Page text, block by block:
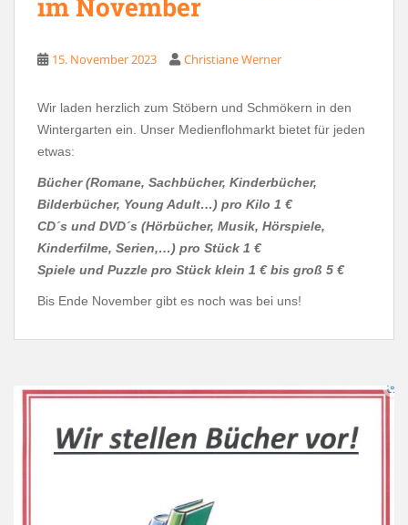
15. November 2023 Christiane Werner
Wir laden herzlich zum Stöbern und Schmökern in den
Wintergarten ein. Unser Medienflohmarkt bietet für jeden
etwas:
Bücher (Romane, Sachbücher, Kinderbücher,
Bilderbücher, Young Adult…) pro Kilo 1 €
CD´s und DVD´s (Hörbücher, Musik, Hörspiele,
Kinderfilme, Serien,…) pro Stück 1 €
Spiele und Puzzle pro Stück klein 1 € bis groß 5 €
Bis Ende November gibt es noch was bei uns!